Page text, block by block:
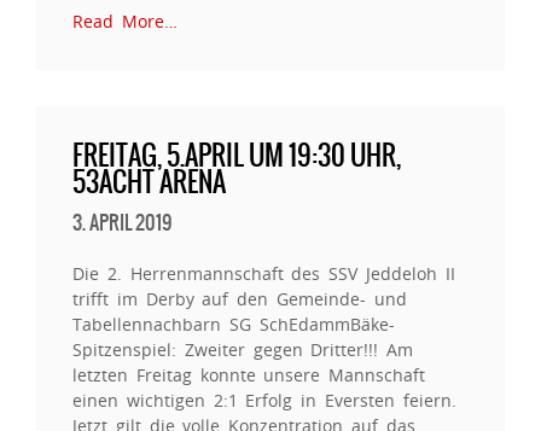
Read More…
FREITAG, 5.APRIL UM 19:30 UHR,
53ACHT ARENA
3. APRIL 2019
Die 2. Herrenmannschaft des SSV Jeddeloh II
trifft im Derby auf den Gemeinde- und
Tabellennachbarn SG SchEdammBäke-
Spitzenspiel: Zweiter gegen Dritter!!! Am
letzten Freitag konnte unsere Mannschaft
einen wichtigen 2:1 Erfolg in Eversten feiern.
Jetzt gilt die volle Konzentration auf das